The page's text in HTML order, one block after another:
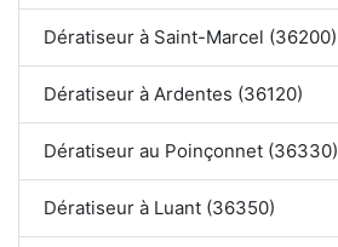
Dératiseur à Saint-Marcel (36200)
Dératiseur à Ardentes (36120)
Dératiseur au Poinçonnet (36330)
Dératiseur à Luant (36350)